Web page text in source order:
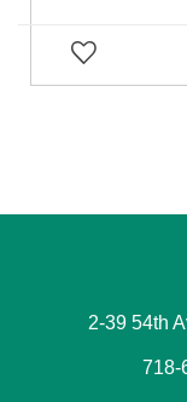
2-39 54th
718-